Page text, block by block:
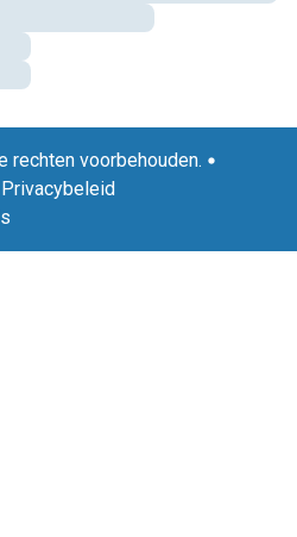
rechten voorbehouden.
Privacybeleid